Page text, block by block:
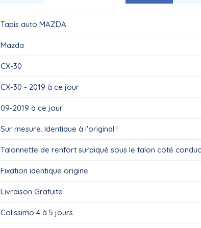
Tapis auto MAZDA
Mazda
CX-30
CX-30 - 2019 à ce jour
09-2019 à ce jour
Sur mesure. Identique à l'original !
Talonnette de renfort surpiqué sous le talon coté
Fixation identique origine
Livraison Gratuite
Colissimo 4 à 5 jours